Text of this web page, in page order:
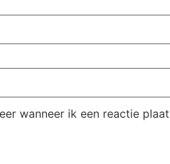
wanneer ik een reactie